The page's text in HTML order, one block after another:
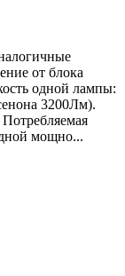
от блока
одной лампы:
3200Лм).
мощно...